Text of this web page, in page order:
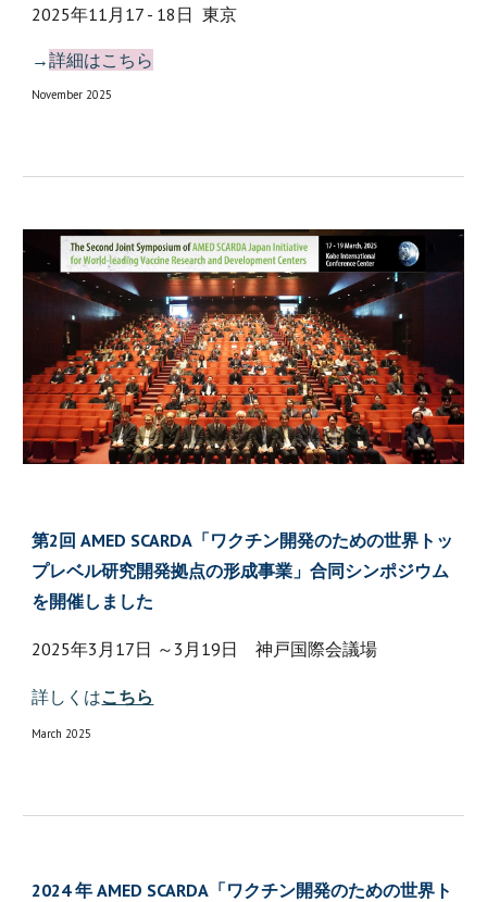
2025年11月17 - 18日 東京
→詳細はこちら
November 2025
第2回 AMED SCARDA「ワクチン開発のための世界トッ
プレベル研究開発拠点の形成事業」合同シンポジウム
を開催しました
2025年3月17日 ～3月19日 神戸国際会議場
詳しくはこちら
March 2025
2024 年 AMED SCARDA「ワクチン開発のための世界ト